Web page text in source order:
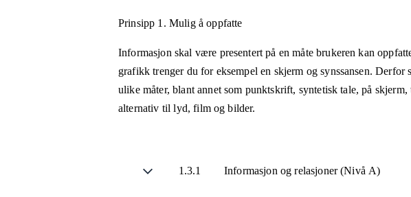
Prinsipp 1. Mulig å oppfatte
Informasjon skal være presentert på en måte brukeren kan
grafikk trenger du for eksempel en skjerm og synssansen.
ulike måter, blant annet som punktskrift, syntetisk tale, på
alternativ til lyd, film og bilder.
1.3.1 Informasjon og relasjoner (Nivå A)